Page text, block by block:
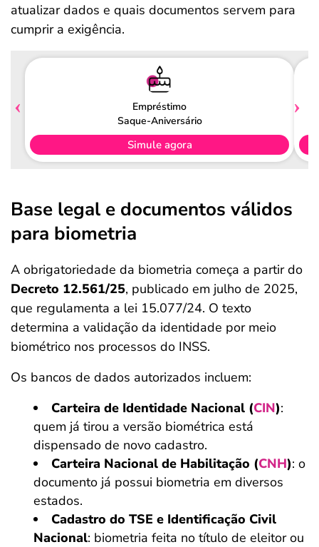
atualizar dados e quais documentos servem para
cumprir a exigência.
Empréstimo
Saque-Aniversário
Simule agora
Base legal e documentos válidos
para biometria
A obrigatoriedade da biometria começa a partir do
Decreto 12.561/25, publicado em julho de 2025,
que regulamenta a lei 15.077/24. O texto
determina a validação da identidade por meio
biométrico nos processos do INSS.
Os bancos de dados autorizados incluem:
Carteira de Identidade Nacional (CIN):
quem já tirou a versão biométrica está
dispensado de novo cadastro.
Carteira Nacional de Habilitação (CNH): o
documento já possui biometria em diversos
estados.
Cadastro do TSE e Identificação Civil
Nacional: biometria feita no título de eleitor ou